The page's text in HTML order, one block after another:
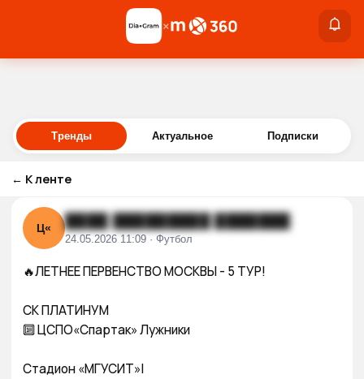
Войти
×
Тренды Актуальное Подписки
← К ленте
Ц« ████ █████████ ███████
24.05.2026 11:09 · Футбол
🔥ЛЕТНЕЕ ПЕРВЕНСТВО МОСКВЫ - 5 ТУР!
СК ПЛАТИНУМ
🔟 ЦСПО«Спартак» Лужники
Стадион «МГУСИТ»|